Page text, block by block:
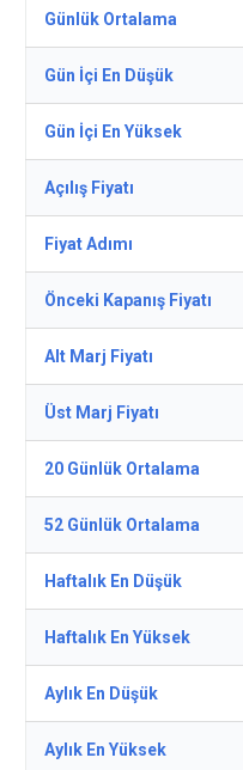
Günlük Ortalama
Gün İçi En Düşük
Gün İçi En Yüksek
Açılış Fiyatı
Fiyat Adımı
Önceki Kapanış Fiyatı
Alt Marj Fiyatı
Üst Marj Fiyatı
20 Günlük Ortalama
52 Günlük Ortalama
Haftalık En Düşük
Haftalık En Yüksek
Aylık En Düşük
Aylık En Yüksek